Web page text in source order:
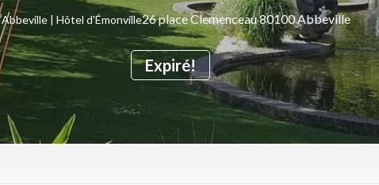
Expiré!
Abbeville | Hôtel d'Émonville26 place Clemenceau 80100 Abbeville